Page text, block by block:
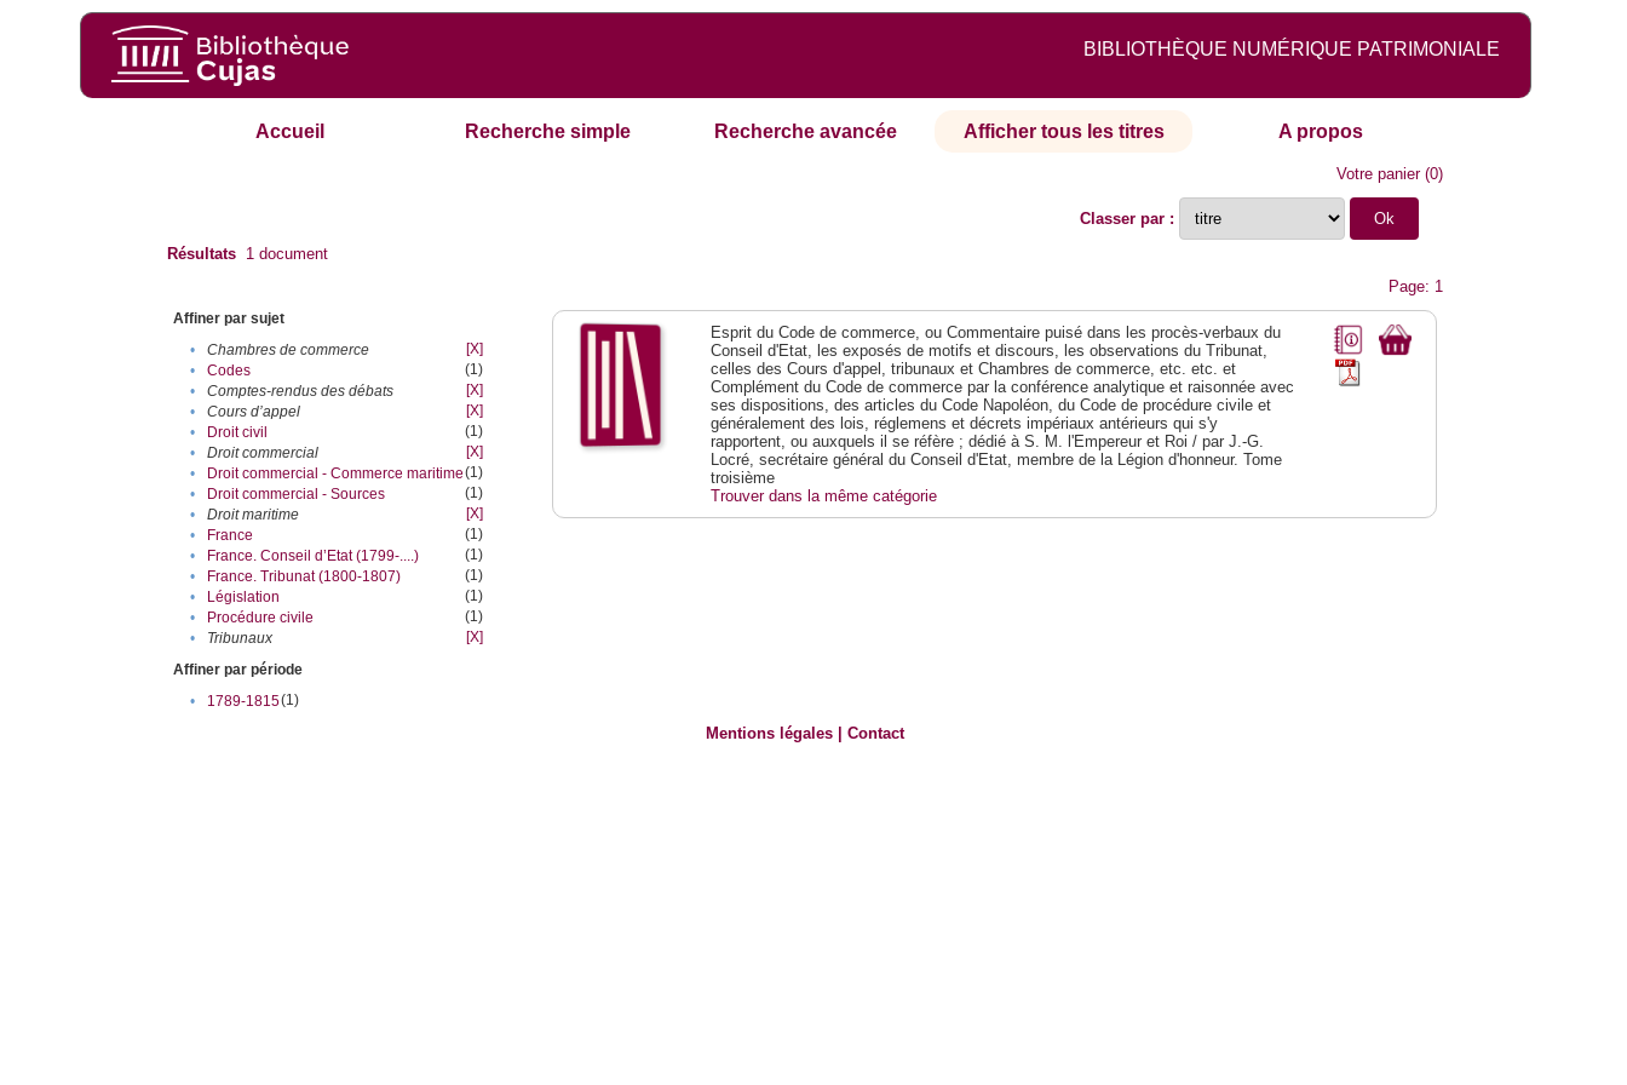
BIBLIOTHÈQUE NUMÉRIQUE PATRIMONIALE
Accueil Recherche simple Recherche avancée Afficher tous les titres A propos
Votre panier(0)
Classer par :
Résultats 1 document
Page: 1
Affiner par sujet
•
Chambres de commerce
[X]
•
Codes
(1)
•
Comptes-rendus des débats
[X]
•
Cours d’appel
[X]
•
Droit civil
(1)
•
Droit commercial
[X]
•
Droit commercial - Commerce maritime(1)
•
Droit commercial - Sources
(1)
•
Droit maritime
[X]
•
France
(1)
•
France. Conseil d’Etat (1799-....)
(1)
•
France. Tribunat (1800-1807)
(1)
•
Législation
(1)
•
Procédure civile
(1)
•
Tribunaux
[X]
Affiner par période
•
1789-1815(1)
Esprit du Code de commerce, ou Commentaire puisé dans les procès-verbaux du
Conseil d'Etat, les exposés de motifs et discours, les observations du Tribunat,
celles des Cours d'appel, tribunaux et Chambres de commerce, etc. etc. et
Complément du Code de commerce par la conférence analytique et raisonnée avec
ses dispositions, des articles du Code Napoléon, du Code de procédure civile et
généralement des lois, réglemens et décrets impériaux antérieurs qui s'y
rapportent, ou auxquels il se réfère ; dédié à S. M. l'Empereur et Roi / par J.-G.
Locré, secrétaire général du Conseil d'Etat, membre de la Légion d'honneur. Tome
troisième
Trouver dans la même catégorie
Mentions légales |Contact